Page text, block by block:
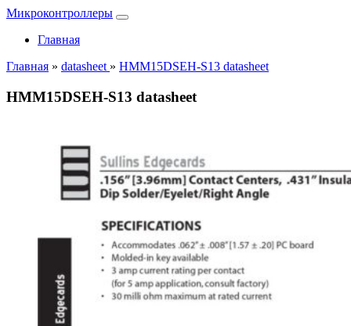
Микроконтроллеры
Главная
Главная » datasheet » HMM15DSEH-S13 datasheet
HMM15DSEH-S13 datasheet